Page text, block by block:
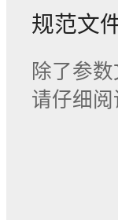
规范文
除了参数
请仔细